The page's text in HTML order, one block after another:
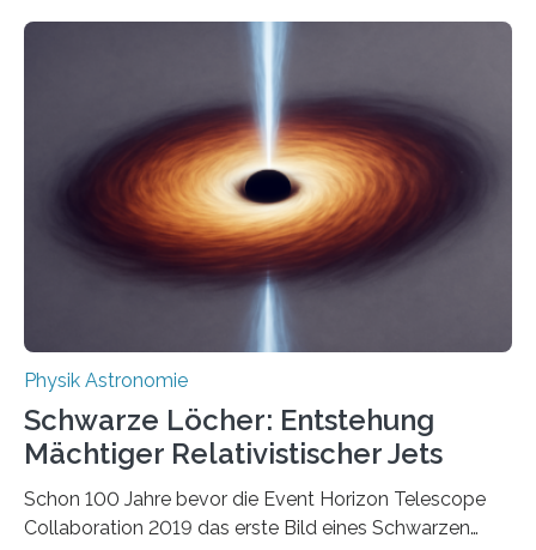
Quantenmotoren voranbringen. Das
Wissenschaftsjournal Science Advances veröffentlichte
die Herleitung. (DOI: 10.1126/sciadv.adw8462)
Verbrennungsmotoren oder Dampfturbinen sind
Wärmekraftmaschinen: Sie wandeln thermische
Energie in mechanische Bewegung um – oder anders
ausgedrückt, Wärme in Bewegung. In
quantenmechanischen Experimenten ist es in den…
Physik Astronomie
Schwarze Löcher: Entstehung
Mächtiger Relativistischer Jets
Schon 100 Jahre bevor die Event Horizon Telescope
Collaboration 2019 das erste Bild eines Schwarzen